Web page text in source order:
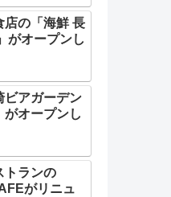
店の「海鮮 長
がオープンし
ビアガーデン
がオープンし
トランの
がリニュ